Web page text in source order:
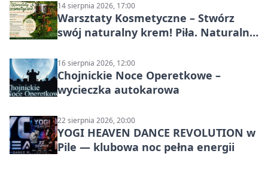
14 sierpnia 2026, 17:00
Warsztaty Kosmetyczne – Stwórz
swój naturalny krem! Piła. Naturalna
16 sierpnia 2026, 12:00
Chojnickie Noce Operetkowe –
wycieczka autokarowa
22 sierpnia 2026, 20:00
YOGI HEAVEN DANCE REVOLUTION w
Pile — klubowa noc pełna energii